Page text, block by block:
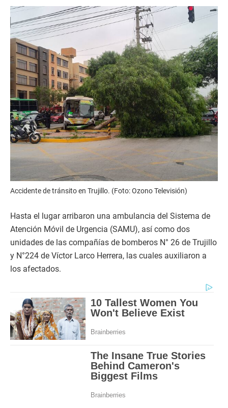
Accidente de tránsito en Trujillo. (Foto: Ozono Televisión)
Hasta el lugar arribaron una ambulancia del Sistema de
Atención Móvil de Urgencia (SAMU), así como dos
unidades de las compañías de bomberos N° 26 de Trujillo
y N°224 de Víctor Larco Herrera, las cuales auxiliaron a
los afectados.